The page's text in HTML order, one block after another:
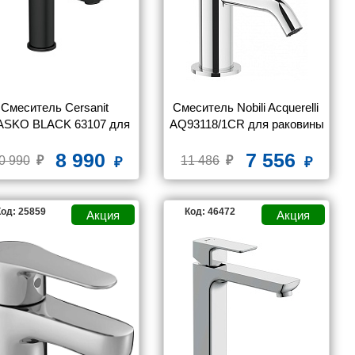
PAFFONI RAV SLEZAK
VITRA
Смеситель Cersanit
BLACK 63107 для
черный клик клак
990 8 990
Смеситель Nobili Acquerelli
AQ93118/1CR для раковины
11 486 7 556
25859 Код: 46472